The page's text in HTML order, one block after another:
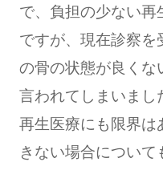
で、負担の少ない
ですが、現在診察
の骨の状態が良くな
言われてしまいまし
再生医療にも限界は
きない場合につい